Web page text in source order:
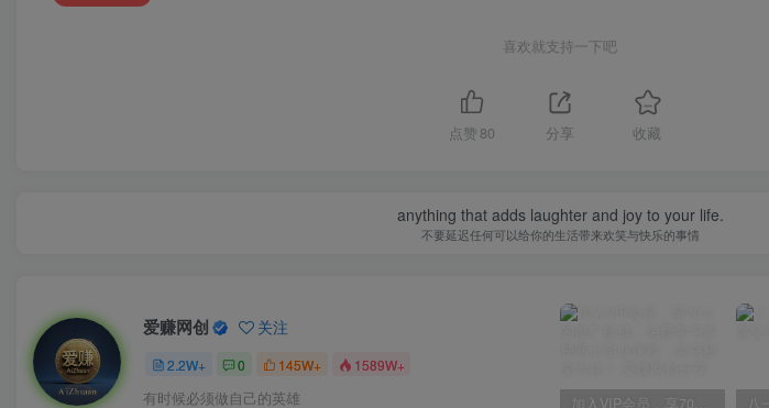
喜欢就支持一下吧
点赞 80 分享 收藏
anything that adds laughter and joy to your life.
不要延迟任何可以给你的生活带来欢笑与快乐的事情
爱赚网创 关注
2.2W+ 0 145W+ 1589W+
有时候必须做自己的英雄 加入VIP会员，享70%的推广提成，免费学习多种网上创业课程，菜鸟秒变大神！